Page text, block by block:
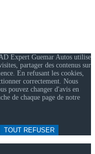
Expert Guemar Autos utilise
partager des contenus sur
En refusant les cookies,
correctement. Nous
pouvez changer d'avis en
de chaque page de notre
TOUT REFUSER